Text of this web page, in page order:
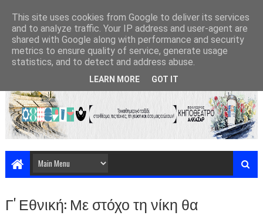
Γ' Εθνική: Με στόχο τη νίκη θα
This site uses cookies from Google to deliver its services
and to analyze traffic. Your IP address and user-agent are
shared with Google along with performance and security
metrics to ensure quality of service, generate usage
statistics, and to detect and address abuse.
LEARN MORE GOT IT